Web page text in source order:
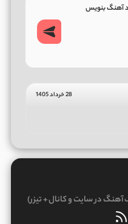
28 خرداد 1405
در سایت و کانال + تیزر)